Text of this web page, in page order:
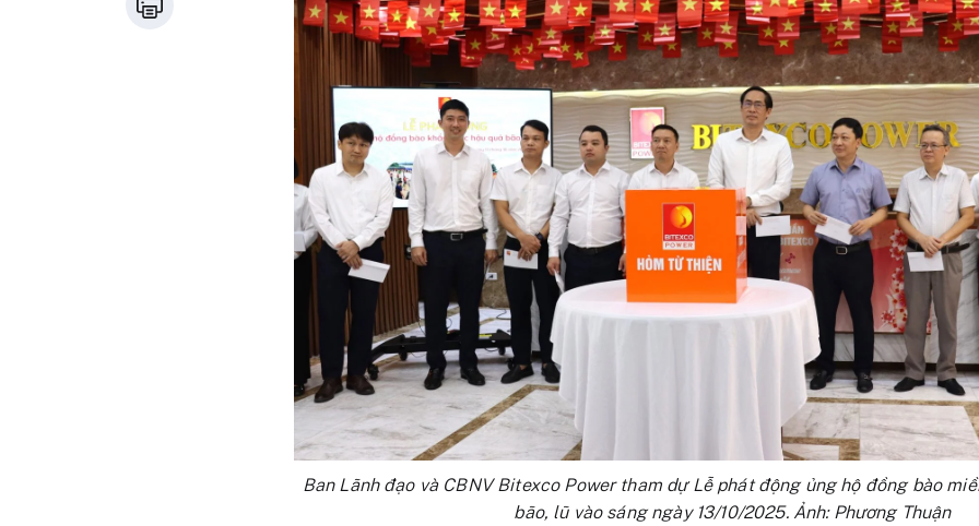
Ban Lãnh đạo và CBNV Bitexco Power tham dự Lễ phát động ủng hộ đồng bào
bão, lũ vào sáng ngày 13/10/2025. Ảnh: Phương Thuận